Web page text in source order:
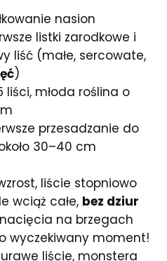
nasion
listki zarodkowe i
liść (małe, sercowate,
)
liści, młoda roślina o
przesadzanie do
30–40 cm
liście stopniowo
wciąż całe, bez dziur
nacięcia na brzegach
wyczekiwany moment!
liście, monstera